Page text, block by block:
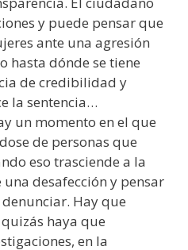
y puede pensar que
ante una agresión
hasta dónde se tiene
de credibilidad y
la sentencia…
un momento en el que
de personas que
eso trasciende a la
desafección y pensar
Hay que
haya que
en la